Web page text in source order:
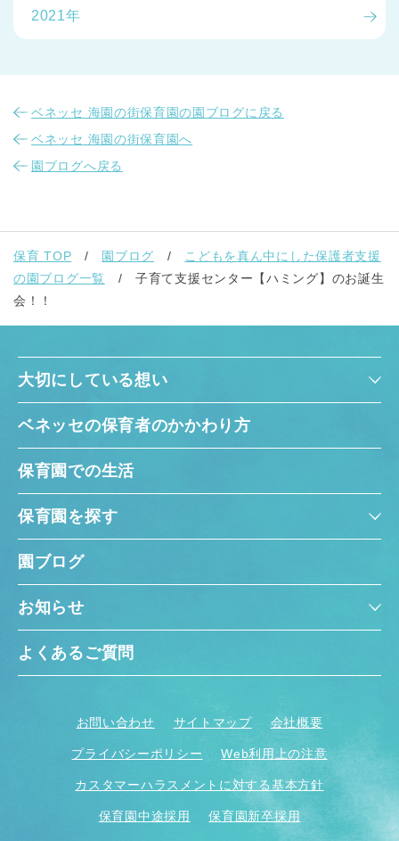
神奈川県 神奈川県 全域
埼玉県 埼玉県 全域
2021年
ベネッセ 海園の街保育園の園ブログに戻る
ベネッセ 海園の街保育園へ
園ブログへ戻る
保育 TOP 園ブログ
こどもを真ん中にした保護者支援
の園ブログ一覧
子育て支援センター【ハミング】のお誕生
会！！
大切にしている想い
ベネッセの保育者のかかわり方
保育園での生活
保育園を探す
園ブログ
お知らせ
よくあるご質問
お問い合わせ サイトマップ 会社概要
プライバシーポリシー Web利用上の注意
カスタマーハラスメントに対する基本方針
保育園中途採用 保育園新卒採用